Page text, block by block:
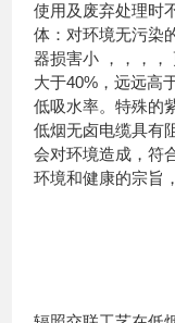
使用及废弃处理时
体：对环境无污染
器损害小 ，，，
大于40%，远远高
低吸水率。特殊的
低烟无卤电缆具有
会对环境造成，符
环境和健康的宗旨